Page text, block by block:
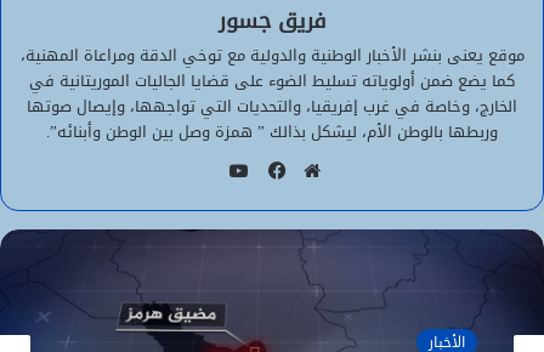
فريق جسور
موقع يعنى بنشر الأخبار الوطنية والدولية مع توخي الدقة ومراعاة المهنية،
كما يضع ضمن أولوياته تسليط الضوء على قضايا الجاليات الموريتانية في
الخارج، وخاصة في غرب إفريقيا، والتحديات التي تواجهها، وإيصال صوتها
وربطها بالوطن الأم، ليشكل بذالك ” همزة وصل بين الوطن وأبنائه”.
الويب
الأخبار